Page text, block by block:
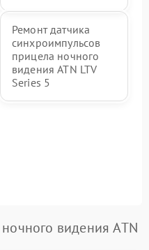
Ремонт датчика
синхроимпульсов
прицела ночного
видения ATN LTV
Series 5
видения ATN